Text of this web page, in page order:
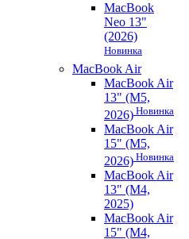
MacBook
Neo 13"
(2026)
Новинка
MacBook Air
MacBook Air
13" (M5,
2026) Новинка
MacBook Air
15" (M5,
2026) Новинка
MacBook Air
13" (M4,
2025)
MacBook Air
15" (M4,